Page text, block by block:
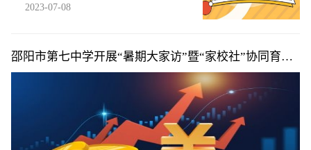
2023-07-08
邵阳市第七中学开展“暑期大家访”暨“家校社”协同育人
活动